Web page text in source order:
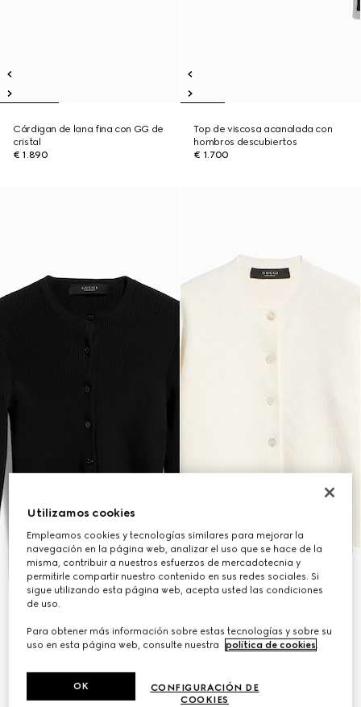
Cárdigan de lana fina con GG de
cristal
€ 1.890
Top de viscosa acanalada con
hombros descubiertos
€ 1.700
Utilizamos cookies
Empleamos cookies y tecnologías similares para mejorar la
navegación en la página web, analizar el uso que se hace de la
misma, contribuir a nuestros esfuerzos de mercadotecnia y
permitirle compartir nuestro contenido en sus redes sociales. Si
sigue utilizando esta página web, acepta usted las condiciones
de uso.
Para obtener más información sobre estas tecnologías y sobre su
uso en esta página web, consulte nuestra
política de cookies.
CONFIGURACIÓN DE
COOKIES
OK